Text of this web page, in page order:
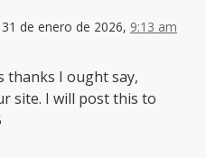
31 de enero de 2026, 9:13 am
thanks I ought say,
site. I will post this to